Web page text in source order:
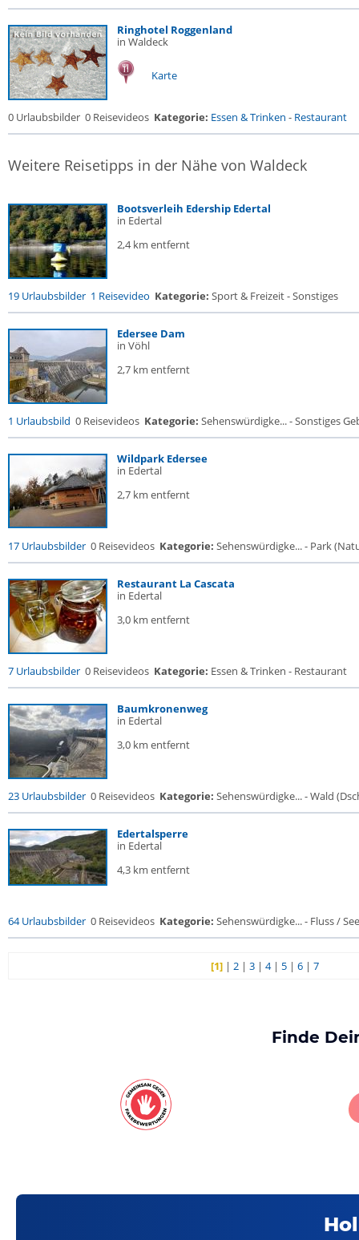
Ringhotel Roggenland
in Waldeck
Karte
0 Urlaubsbilder 0 Reisevideos Kategorie: Essen & Trinken - Restaurant
Weitere Reisetipps in der Nähe von Waldeck
Bootsverleih Edership Edertal
in Edertal
2,4 km entfernt
19 Urlaubsbilder 1 Reisevideo Kategorie: Sport & Freizeit - Sonstiges
Edersee Dam
in Vöhl
2,7 km entfernt
1 Urlaubsbild 0 Reisevideos Kategorie: Sehenswürdigke... - Sonstiges
Wildpark Edersee
in Edertal
2,7 km entfernt
17 Urlaubsbilder 0 Reisevideos Kategorie: Sehenswürdigke... - Park
Restaurant La Cascata
in Edertal
3,0 km entfernt
7 Urlaubsbilder 0 Reisevideos Kategorie: Essen & Trinken - Restaurant
Baumkronenweg
in Edertal
3,0 km entfernt
23 Urlaubsbilder 0 Reisevideos Kategorie: Sehenswürdigke... - Wald
Edertalsperre
in Edertal
4,3 km entfernt
64 Urlaubsbilder 0 Reisevideos Kategorie: Sehenswürdigke... - Fluss /
[1] |2 |3 |4| 5 |6 |7
Finde